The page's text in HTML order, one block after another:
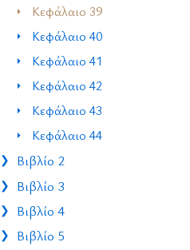
Κεφάλαιο 39
Κεφάλαιο 40
Κεφάλαιο 41
Κεφάλαιο 42
Κεφάλαιο 43
Κεφάλαιο 44
Βιβλίο 2
Βιβλίο 3
Βιβλίο 4
Βιβλίο 5